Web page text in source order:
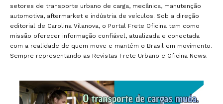
setores de transporte urbano de carga, mecânica, manutenção
automotiva, aftermarket e indústria de veículos. Sob a direção
editorial de Carolina Vilanova, o Portal Frete Oficina tem como
missão oferecer informação confiável, atualizada e conectada
com a realidade de quem move e mantém o Brasil em movimento.
Sempre representando as Revistas Frete Urbano e Oficina News.